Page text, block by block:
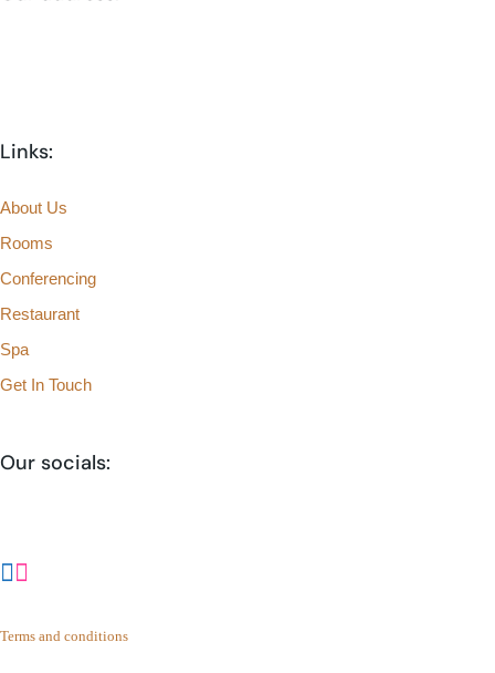
Links:
About Us
Rooms
Conferencing
Restaurant
Spa
Get In Touch
Our socials:
Terms and conditions